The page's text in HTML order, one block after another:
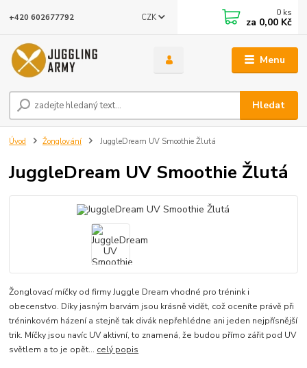
Menu
CZK
Hledat
+420 602677792 0 ks
za 0,00 Kč
Úvod Žonglování JuggleDream UV Smoothie Žlutá
JuggleDream UV Smoothie Žlutá
Žonglovací míčky od firmy Juggle Dream vhodné pro trénink i
obecenstvo. Díky jasným barvám jsou krásně vidět, což oceníte právě při
tréninkovém házení a stejně tak divák nepřehlédne ani jeden nejpřísnější
trik. Míčky jsou navíc UV aktivní, to znamená, že budou přímo zářit pod UV
světlem a to je opět... celý popis